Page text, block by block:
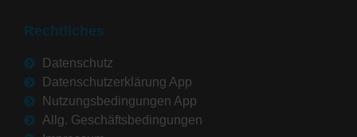
Rechtliches
Datenschutz
Datenschutzerklärung App
Nutzungsbedingungen App
Allg. Geschäftsbedingungen